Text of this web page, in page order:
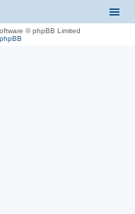
© phpBB Limited